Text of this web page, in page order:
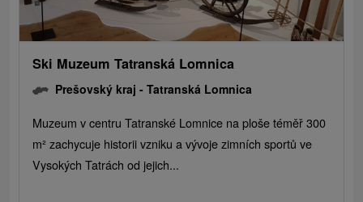
Ski Muzeum Tatranská Lomnica
Prešovský kraj -Tatranská Lomnica
Muzeum v centru Tatranské Lomnice na ploše téměř 300
m² zachycuje historii vzniku a vývoje zimních sportů ve
Vysokých Tatrách od jejich...